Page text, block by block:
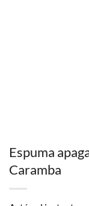
Espuma
Caramba